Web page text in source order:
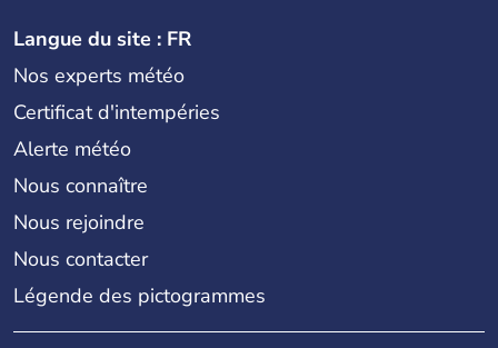
Langue du site : FR
Nos experts météo
Certificat d'intempéries
Alerte météo
Nous connaître
Nous rejoindre
Nous contacter
Légende des pictogrammes